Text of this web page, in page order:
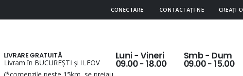
CONECTARE CONTACTAȚI-NE CREAȚI
LIVRARE GRATUITĂ
Livram în BUCUREȘTI și ILFOV
Luni - Vineri
09.00 - 18.00
Smb - Dum
09.00 - 15.00